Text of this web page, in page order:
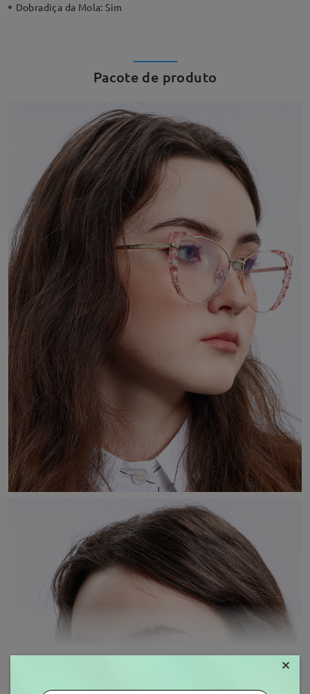
Dobradiça da Mola:Sim
Pacote de produto
×